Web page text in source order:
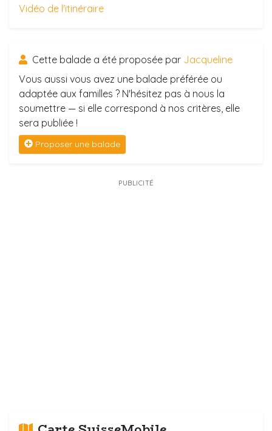
Vidéo de l'itinéraire
Cette balade a été proposée par Jacqueline
Vous aussi vous avez une balade préférée ou
adaptée aux familles ? N'hésitez pas à nous la
soumettre — si elle correspond à nos critères, elle
sera publiée !
Proposer une balade
PUBLICITÉ